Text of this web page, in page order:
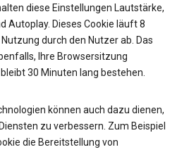
diese Einstellungen Lautstärke,
Autoplay. Dieses Cookie läuft 8
durch den Nutzer ab. Das
Ihre Browsersitzung
30 Minuten lang bestehen.
können auch dazu dienen,
zu verbessern. Zum Beispiel
die Bereitstellung von